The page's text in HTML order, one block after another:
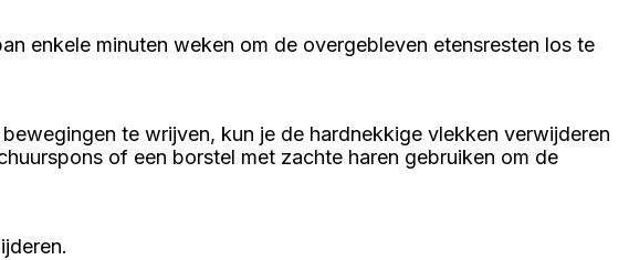
enkele minuten weken om de overgebleven etensresten los te
te wrijven, kun je de hardnekkige vlekken verwijderen
of een borstel met zachte haren gebruiken om de